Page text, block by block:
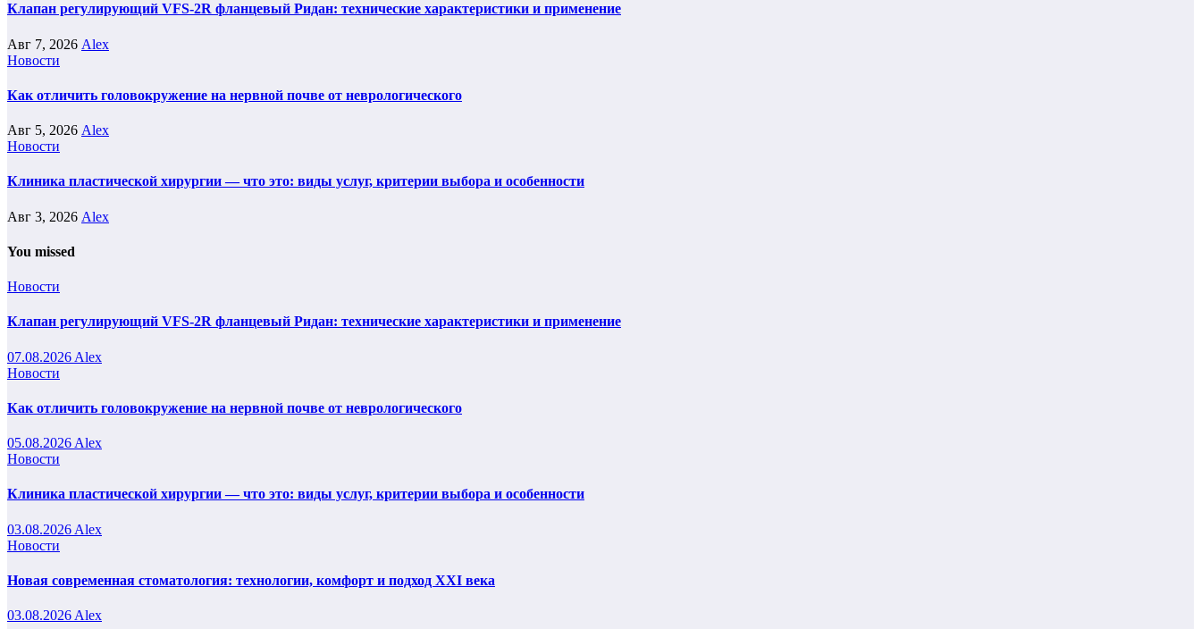
Клапан регулирующий VFS-2R фланцевый Ридан: технические характеристики и применение
Авг 7, 2026 Alex
Новости
Как отличить головокружение на нервной почве от неврологического
Авг 5, 2026 Alex
Новости
Клиника пластической хирургии — что это: виды услуг, критерии выбора и особенности
Авг 3, 2026 Alex
You missed
Новости
Клапан регулирующий VFS-2R фланцевый Ридан: технические характеристики и применение
07.08.2026 Alex
Новости
Как отличить головокружение на нервной почве от неврологического
05.08.2026 Alex
Новости
Клиника пластической хирургии — что это: виды услуг, критерии выбора и особенности
03.08.2026 Alex
Новости
Новая современная стоматология: технологии, комфорт и подход XXI века
03.08.2026 Alex